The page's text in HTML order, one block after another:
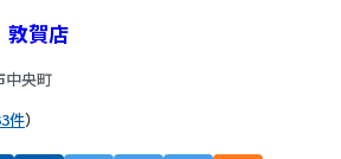
賀店
中央町
件